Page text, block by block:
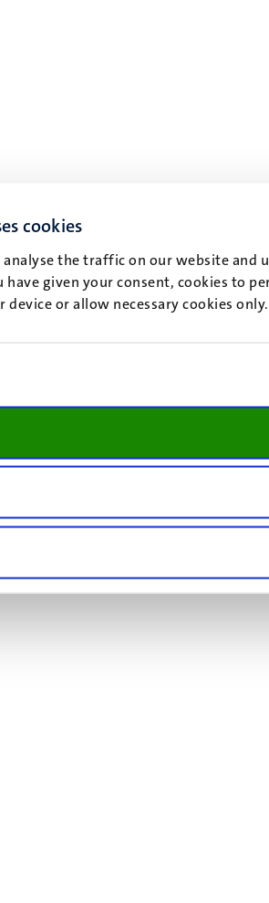
cookies
analyse the traffic on our website and
have given your consent, cookies to
device or allow necessary cookies